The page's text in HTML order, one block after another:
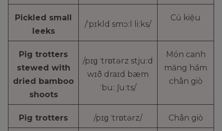
Pickled small
leeks
/ˈpɪkld smɔːl liːks/
Củ kiệu
Pig trotters
stewed with
dried bamboo
shoots
/pɪɡ ˈtrɒtərz stjuːd
wɪð draɪd bæm
ˈbuː ʃuːts/
Món canh
măng hầm
chân giò
Pig trotters /pɪɡ ˈtrɒtərz/ Chân giò